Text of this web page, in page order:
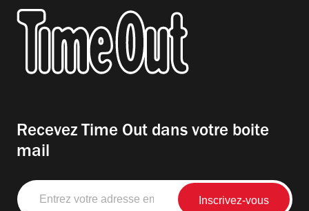
Recevez Time Out dans votre boite
mail
Entrez
votre